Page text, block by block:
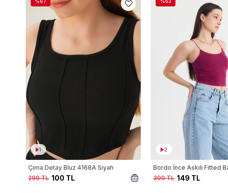
1
Çıma Detay Bluz 4168A Siyah
100 TL
299 TL
2
149 TL
399 TL